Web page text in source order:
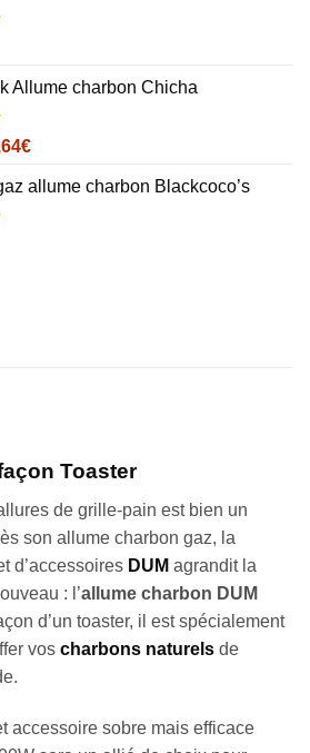
Allume charbon Chicha
:
€Le
actuel
allume charbon Blackcoco’s
Toaster
de grille-pain est bien un
son allume charbon gaz, la
d’accessoires DUM agrandit la
: l’allume charbon DUM
d’un toaster, il est spécialement
vos charbons naturels de
accessoire sobre mais efficace